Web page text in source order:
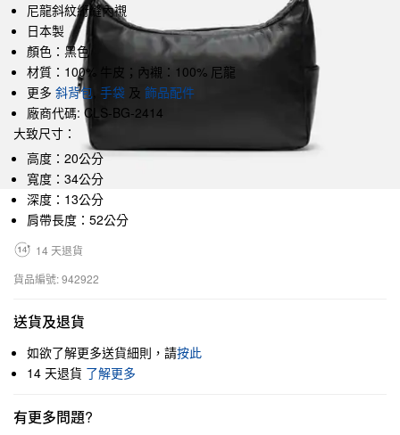
尼龍斜紋絎縫內襯
日本製
顏色：黑色
材質：100% 牛皮；內襯：100% 尼龍
更多 斜背包, 手袋 及 飾品配件
廠商代碼: CLS-BG-2414
大致尺寸：
高度：20公分
寬度：34公分
深度：13公分
肩帶長度：52公分
14 天退貨
貨品編號: 942922
送貨及退貨
如欲了解更多送貨細則，請按此
14 天退貨 了解更多
有更多問題?